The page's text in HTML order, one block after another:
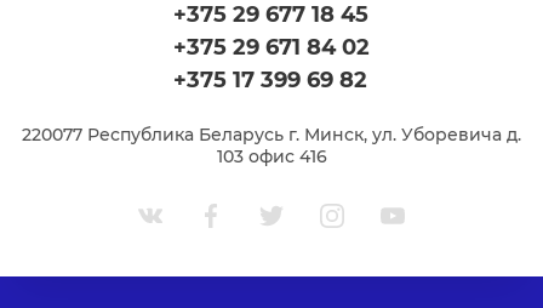
+375 29 677 18 45
+375 29 671 84 02
+375 17 399 69 82
220077 Республика Беларусь г. Минск, ул. Уборевича д.
103 офис 416